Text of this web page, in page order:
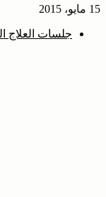
15 مايو، 2015
جلسات العلاج